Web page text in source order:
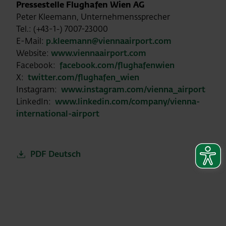
Pressestelle Flughafen Wien AG
Peter Kleemann, Unternehmenssprecher
Tel.: (+43-1-) 7007-23000
E-Mail: p.kleemann@viennaairport.com
Website: www.viennaairport.com
Facebook: facebook.com/flughafenwien
X: twitter.com/flughafen_wien
Instagram: www.instagram.com/vienna_airport
LinkedIn: www.linkedin.com/company/vienna-
international-airport
PDF Deutsch